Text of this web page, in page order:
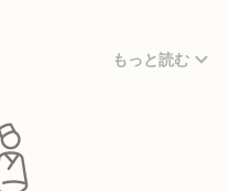
、宴会にもご利用いた
し、視覚的にも楽しん
います。
もっと読む